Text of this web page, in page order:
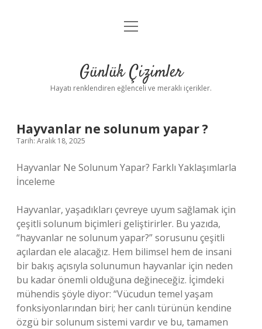
Anasayfa
Yasal Uyarı
menüyü
Günlük Çizimler
Hayatı renklendiren eğlenceli ve meraklı içerikler.
Hayvanlar ne solunum yapar ?
Tarih: Aralık 18, 2025
Hayvanlar Ne Solunum Yapar? Farklı Yaklaşımlarla
İnceleme
Hayvanlar, yaşadıkları çevreye uyum sağlamak için
çeşitli solunum biçimleri geliştirirler. Bu yazıda,
“hayvanlar ne solunum yapar?” sorusunu çeşitli
açılardan ele alacağız. Hem bilimsel hem de insani
bir bakış açısıyla solunumun hayvanlar için neden
bu kadar önemli olduğuna değineceğiz. İçimdeki
mühendis şöyle diyor: “Vücudun temel yaşam
fonksiyonlarından biri; her canlı türünün kendine
özgü bir solunum sistemi vardır ve bu, tamamen